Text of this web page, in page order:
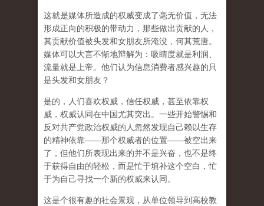
这就是媒体所造成的权威变成了毫无价值，无法
形成正向的积极的带动力，那些做出贡献的人，
其贡献价值被头发和女朋友所淹没，何其荒唐。
媒体可以大言不惭地辩解为：吸睛度就是利润、
流量就是上帝。他们认为信息消费者感兴趣的只
是头发和女朋友？
是的，人们喜欢权威，信任权威，甚至依靠权
威，权威认同在中国尤其突出。一些开始警惕和
反对共产党政治权威的人忽然发现自己赖以生存
的精神依靠——那个权威者的位置——被空出来
了，但他们所表现出来的并不是兴奋，也不是终
于获得自由的轻松，而是忙于填补这个空白，忙
于为自己寻找一个新的权威来认同。
这是个很有趣的社会景观，从单位领导到高校教